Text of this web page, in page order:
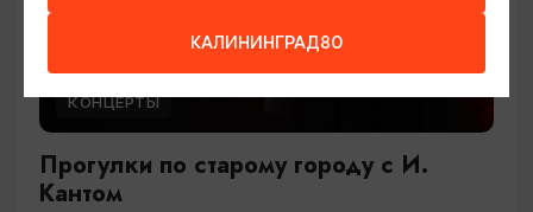
КОНЦЕРТЫ
Прогулки по старому городу с И.
Кантом
КАЛИНИНГРАД80